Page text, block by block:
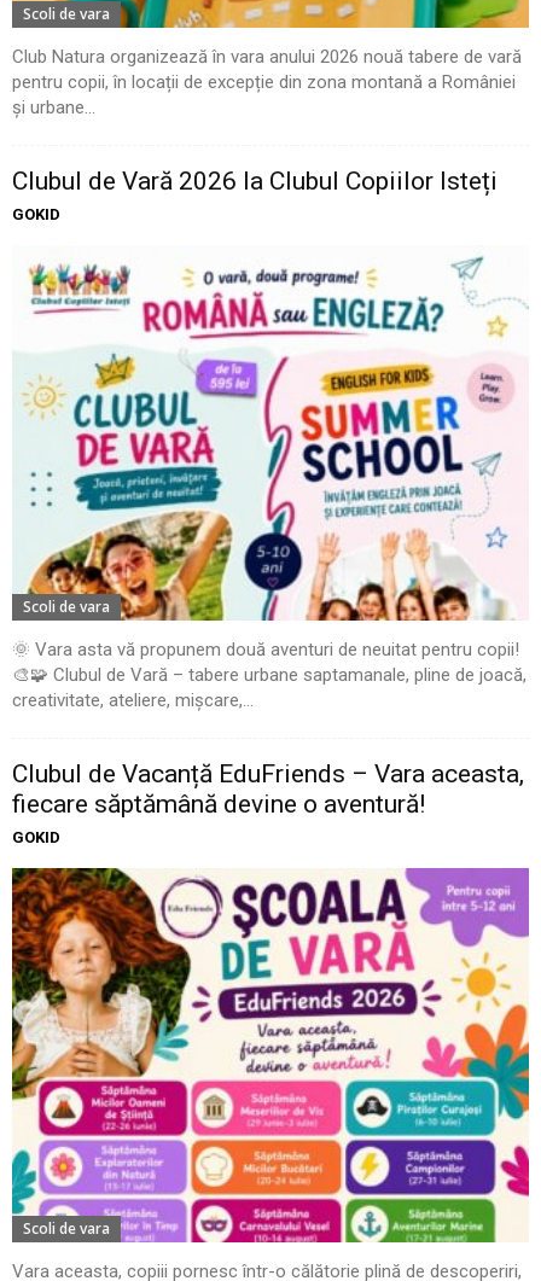
Scoli de vara
Club Natura organizează în vara anului 2026 nouă tabere de vară
pentru copii, în locații de excepție din zona montană a României
și urbane...
Clubul de Vară 2026 la Clubul Copiilor Isteți
GOKID
Scoli de vara
🌞 Vara asta vă propunem două aventuri de neuitat pentru copii!
🎨🧩 Clubul de Vară – tabere urbane saptamanale, pline de joacă,
creativitate, ateliere, mișcare,...
Clubul de Vacanță EduFriends – Vara aceasta,
fiecare săptămână devine o aventură!
GOKID
Scoli de vara
Vara aceasta, copiii pornesc într-o călătorie plină de descoperiri,